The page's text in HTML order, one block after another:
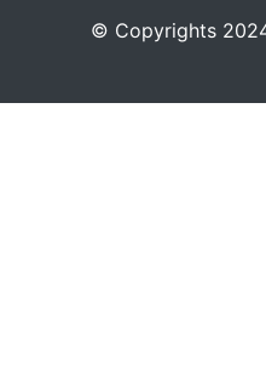
©️ Copyrights